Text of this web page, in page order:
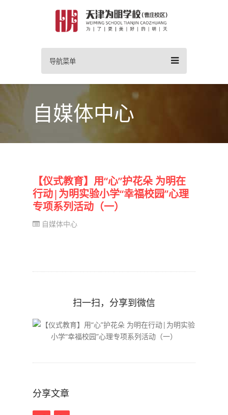
导航菜单
自媒体中心
【仪式教育】用“心”护花朵 为明在
行动|为明实验小学“幸福校园”心理
专项系列活动（一）
自媒体中心
扫一扫，分享到微信
分享文章